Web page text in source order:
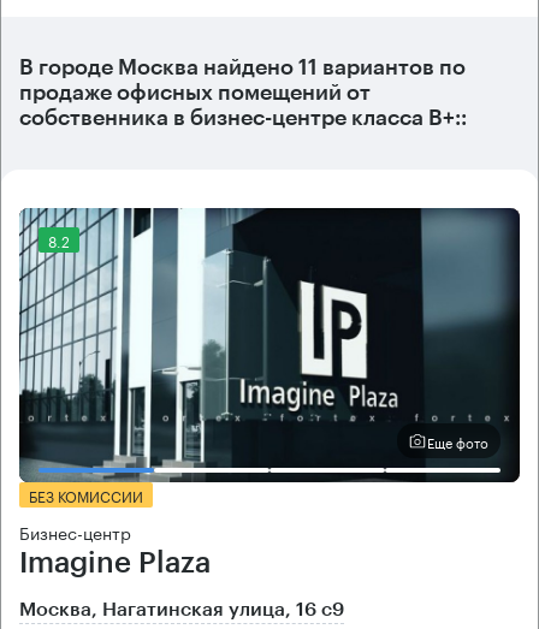
В городе Москва найдено 11 вариантов по
продаже офисных помещений от
собственника в бизнес-центре класса B+::
8.2
Еще фото
БЕЗ КОМИССИИ
Бизнес-центр
Imagine Plaza
Москва, Нагатинская улица, 16 с9